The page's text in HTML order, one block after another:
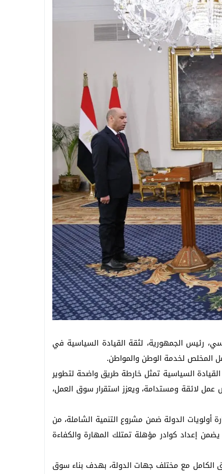
والقمامة
رئيس الجمهورية، لثقة القيادة السياسية في
المخلص لخدمة الوطن والمواطن.
القيادة السياسية تمثل خارطة طريق واضحة لتطوير
لائقة ومستدامة، ويعزز استقرار سوق العمل،
الدولة ضمن مشروع التنمية الشاملة، من
إعداد كوادر مؤهلة تمتلك المهارة والكفاءة
الكامل مع مختلف جهات الدولة، بهدف بناء سوق